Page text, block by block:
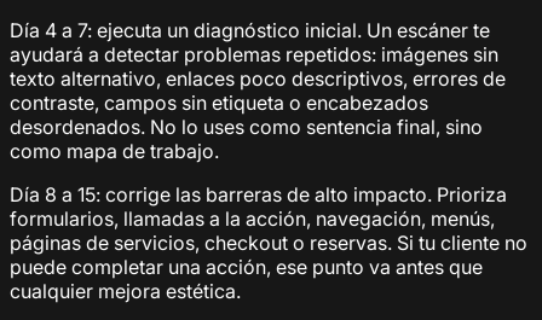
Día 4 a 7: ejecuta un diagnóstico inicial. Un escáner te
ayudará a detectar problemas repetidos: imágenes sin
texto alternativo, enlaces poco descriptivos, errores de
contraste, campos sin etiqueta o encabezados
desordenados. No lo uses como sentencia final, sino
como mapa de trabajo.
Día 8 a 15: corrige las barreras de alto impacto. Prioriza
formularios, llamadas a la acción, navegación, menús,
páginas de servicios, checkout o reservas. Si tu cliente no
puede completar una acción, ese punto va antes que
cualquier mejora estética.